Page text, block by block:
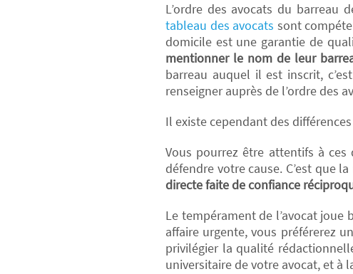
L’ordre des avocats du barreau
tableau des avocats sont
domicile est une garantie de
mentionner le nom de leur
barreau auquel il est inscrit,
renseigner auprès de l’ordre des
Il existe cependant des
Vous pourrez être attentifs à
défendre votre cause. C’est que
directe faite de confiance
Le tempérament de l’avocat
affaire urgente, vous préférerez
privilégier la qualité
universitaire de votre avocat, et à